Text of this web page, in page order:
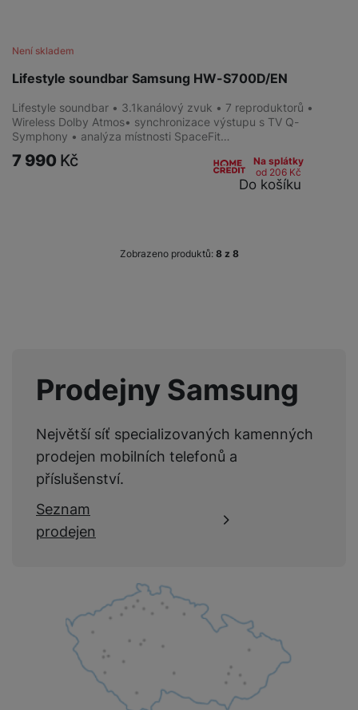
Lifestyle soundbar Samsung HW-S700D/EN
Není skladem
Lifestyle soundbar • 3.1kanálový zvuk • 7 reproduktorů •
Wireless Dolby Atmos• synchronizace výstupu s TV Q-
Symphony • analýza místnosti SpaceFit…
7 990 Kč
Na splátky
od 206 Kč
Do košíku
Zobrazeno produktů: z 8
Prodejny Samsung
Největší síť specializovaných kamenných
prodejen mobilních telefonů a
příslušenství.
Seznam
prodejen